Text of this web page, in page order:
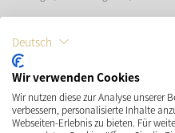
ZAHLUNGSMÖGLICHKEITEN
VERSAND
Deutsch
Wir verwenden Cookies
Wir nutzen diese zur Analyse unserer
verbessern, personalisierte Inhalte
Webseiten-Erlebnis zu bieten. Für